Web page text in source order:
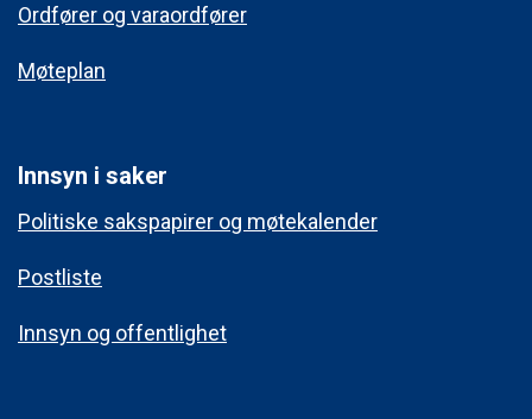
Ordfører og varaordfører
Møteplan
Innsyn i saker
Politiske sakspapirer og møtekalender
Postliste
Innsyn og offentlighet